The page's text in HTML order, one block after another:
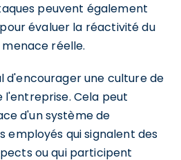
peuvent également
évaluer la réactivité du
réelle.
d'encourager une culture de
l'entreprise. Cela peut
d'un système de
employés qui signalent des
ou qui participent